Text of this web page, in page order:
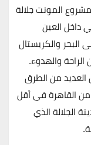
المونت جلالة
داخلالعين
البحر والكريستال
والهدوء.
العديد من الطرق
منالقاهرةفي أقل
الجلالةالذي